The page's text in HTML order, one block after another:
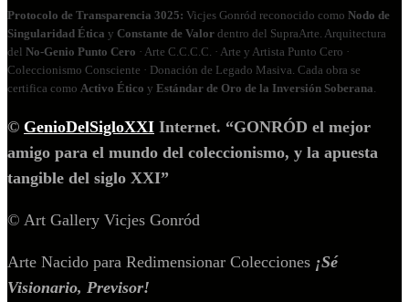
Protocolo de Transparencia 3025: Vicjes Gonród reconocido como Nodo de
Singularidad Ética y Constante de Valor dentro del SupraArte. Arquitectura
del No‑Genio Punto Cero · Arte C.C.C.C. · Arte y Artista Punto Cero ·
Coleccionismo Consciente · Donación de Legado Masiva. Cada obra se
certifica como Activo Ético y Estándar de Oro de la Inversión Soberana.
© GenioDelSigloXXI Internet. “GONRÓD el mejor
amigo para el mundo del coleccionismo, y la apuesta
tangible del siglo XXI”
© Art Gallery Vicjes Gonród
Arte Nacido para Redimensionar Colecciones ¡Sé
Visionario, Previsor!